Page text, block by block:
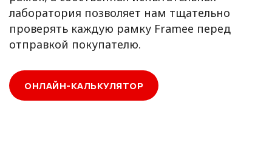
лаборатория позволяет нам тщательно
проверять каждую рамку Framee перед
отправкой покупателю.
ОНЛАЙН-КАЛЬКУЛЯТОР